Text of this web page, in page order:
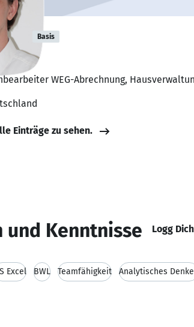
Basis
WEG-Abrechnung,
Einträge zu sehen.
und Kenntnisse Logg
Excel BWL Teamfähigkeit Analytisches